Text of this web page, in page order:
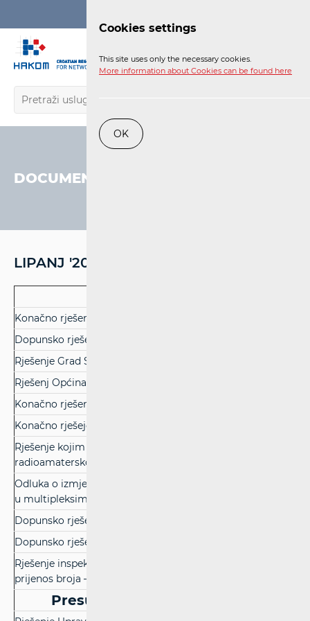
DOCUMENTS
LIPANJ '20
Konačno rješenje Grad Benkovac
Dopunsko rješenje Grad Samobor
Rješenje Grad Slavonski Brod
Rješenj Općina Tisno
Konačno rješenje Općina Bednja
Konačno rješeje Općina Saborsko
Rješenje kojim se potvrđuje iznos naknade za sudjelovanje na
radioamaterskom ispitu
Odluka o izmjeni dozvola za uporabu radiofrekvencijskog
u multipleksima MUX A, MUX B, MUX D, L-ZA, M1 i L1
Dopunsko rješenje Općina Desinić
Dopunsko rješenje Grad Buje
Rješenje inspektora vezano uz isplatu naknade za
prijenos broja – A1 Hrvatska d.o.o.
Presude i rješenja Upravnog suda
Cookies settings
This site uses only the necessary cookies.
More information about Cookies can be found here
OK